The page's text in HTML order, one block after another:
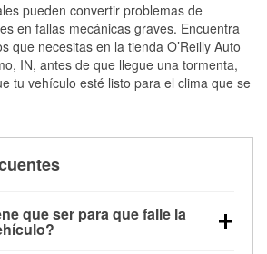
pueden convertir problemas de
en fallas mecánicas graves. Encuentra
que necesitas en la tienda O’Reilly Auto
IN, antes de que llegue una tormenta,
tu vehículo esté listo para el clima que se
que ser para que falle la